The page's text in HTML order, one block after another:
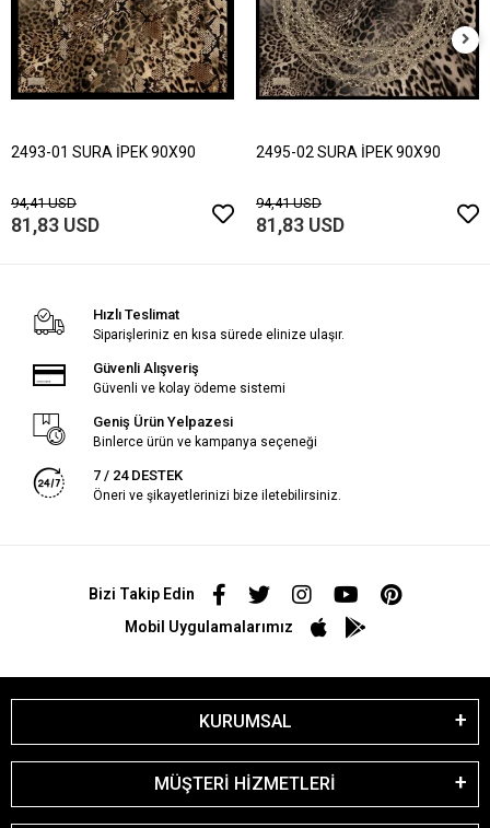
2493-01 SURA İPEK 90X90
94,41 USD
81,83 USD
2495-02 SURA İPEK 90X90
94,41 USD
81,83 USD
Hızlı Teslimat
Siparişleriniz en kısa sürede elinize ulaşır.
Güvenli Alışveriş
Güvenli ve kolay ödeme sistemi
Geniş Ürün Yelpazesi
Binlerce ürün ve kampanya seçeneği
7 / 24 DESTEK
Öneri ve şikayetlerinizi bize iletebilirsiniz.
Bizi Takip Edin
Mobil Uygulamalarımız
KURUMSAL
MÜŞTERİ HİZMETLERİ